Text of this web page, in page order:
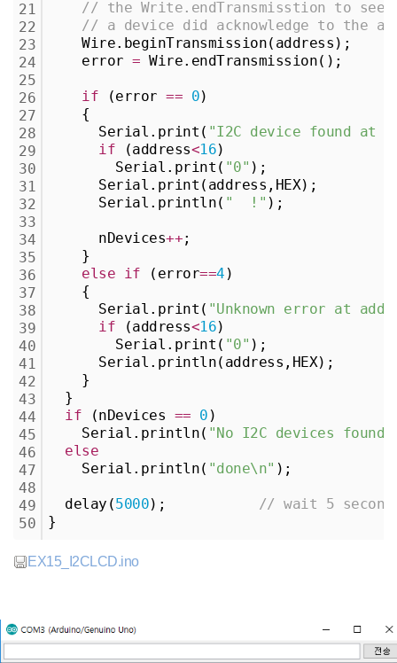
21
22
23
24
25
26
27
28
29
30
31
32
33
34
35
36
37
38
39
40
41
42
43
44
45
46
47
48
49
50
// the Write.endTransmisstion to see
// a device did acknowledge to the
Wire.beginTransmission(address);
error = Wire.endTransmission();
if (error == 0)
{
Serial.print( "I2C device found at
if (address<16)
Serial.print( "0" );
Serial.print(address,HEX);
Serial.println( "  !" );
nDevices++;
}
else
if (error==4 )
{
Serial.print( "Unknown error at
if (address<16)
Serial.print( "0" );
Serial.println(address,HEX);
}
}
if (nDevices == 0 )
Serial.println( "No I2C devices
else
Serial.println( "done\n" );
delay(5000);
// wait 5
}
EX15_I2CLCD.ino